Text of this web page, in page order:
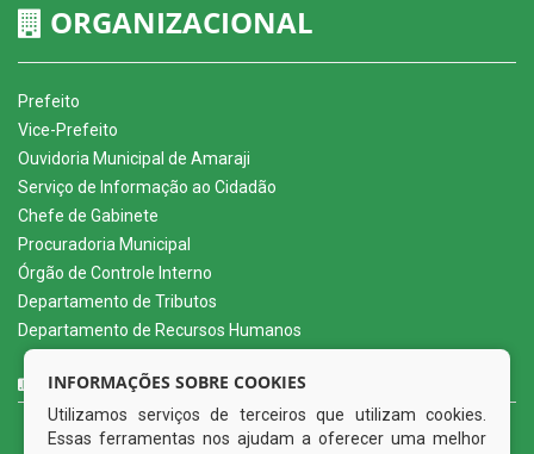
ORGANIZACIONAL
Prefeito
Vice-Prefeito
Ouvidoria Municipal de Amaraji
Serviço de Informação ao Cidadão
Chefe de Gabinete
Procuradoria Municipal
Órgão de Controle Interno
Departamento de Tributos
Departamento de Recursos Humanos
CURTA NOSSA FAN PAGE
INFORMAÇÕES SOBRE COOKIES
Utilizamos serviços de terceiros que utilizam cookies.
Essas ferramentas nos ajudam a oferecer uma melhor